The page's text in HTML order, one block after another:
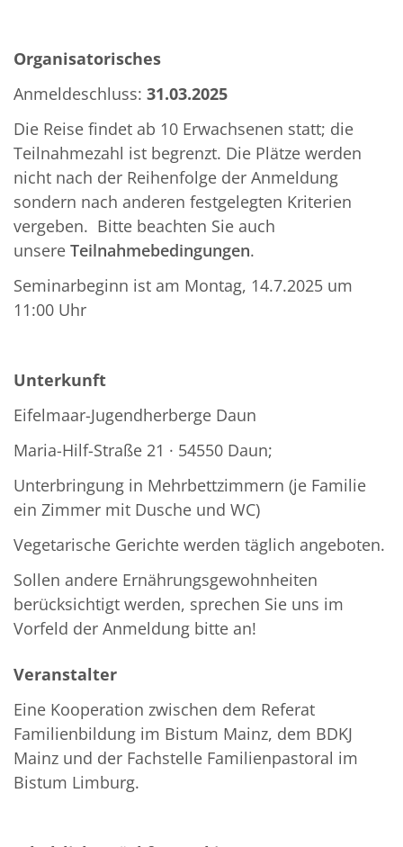
Organisatorisches
Anmeldeschluss: 31.03.2025
Die Reise findet ab 10 Erwachsenen statt; die
Teilnahmezahl ist begrenzt. Die Plätze werden
nicht nach der Reihenfolge der Anmeldung
sondern nach anderen festgelegten Kriterien
vergeben. Bitte beachten Sie auch
unsere Teilnahmebedingungen.
Seminarbeginn ist am Montag, 14.7.2025 um
11:00 Uhr
Unterkunft
Eifelmaar-Jugendherberge Daun
Maria-Hilf-Straße 21 · 54550 Daun;
Unterbringung in Mehrbettzimmern (je Familie
ein Zimmer mit Dusche und WC)
Vegetarische Gerichte werden täglich angeboten.
Sollen andere Ernährungsgewohnheiten
berücksichtigt werden, sprechen Sie uns im
Vorfeld der Anmeldung bitte an!
Veranstalter
Eine Kooperation zwischen dem Referat
Familienbildung im Bistum Mainz, dem BDKJ
Mainz und der Fachstelle Familienpastoral im
Bistum Limburg.